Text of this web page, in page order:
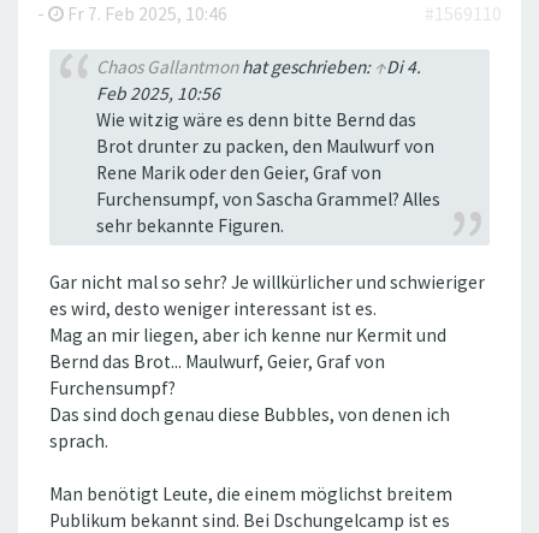
-
Fr 7. Feb 2025, 10:46 #1569110
Chaos Gallantmonhat geschrieben: ↑Di 4.
Feb 2025, 10:56
Wie witzig wäre es denn bitte Bernd das
Brot drunter zu packen, den Maulwurf von
Rene Marik oder den Geier, Graf von
Furchensumpf, von Sascha Grammel? Alles
sehr bekannte Figuren.
Gar nicht mal so sehr? Je willkürlicher und schwieriger
es wird, desto weniger interessant ist es.
Mag an mir liegen, aber ich kenne nur Kermit und
Bernd das Brot... Maulwurf, Geier, Graf von
Furchensumpf?
Das sind doch genau diese Bubbles, von denen ich
sprach.
Man benötigt Leute, die einem möglichst breitem
Publikum bekannt sind. Bei Dschungelcamp ist es